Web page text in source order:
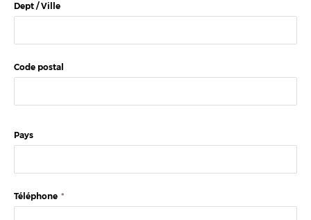
Dept / Ville
Code postal
Pays
Téléphone *